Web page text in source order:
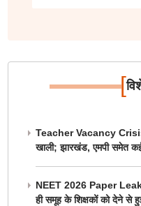
[
Teacher Vacancy
खाली; झारखंड, एमपी समेत कई
NEET 2026 Paper
ही समूह के शिक्षकों को देने से